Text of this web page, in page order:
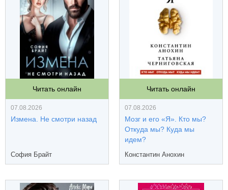
Читать онлайн
07.08.2026
Измена. Не смотри назад
София Брайт
Читать онлайн
07.08.2026
Мозг и его «Я». Кто мы?
Откуда мы? Куда мы
идем?
Константин Анохин